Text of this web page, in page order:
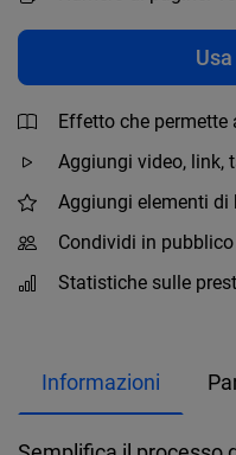
Effetto che
Aggiungi video, link,
Aggiungi elementi di
Condividi in
Statistiche sulle
Informazioni